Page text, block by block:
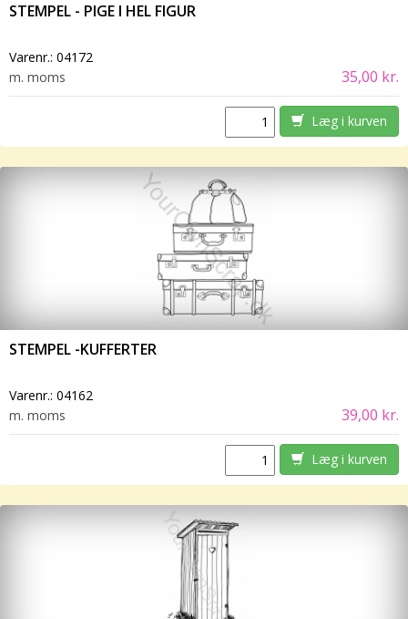
STEMPEL - PIGE I HEL FIGUR
Varenr.: 04172
m. moms
35,00 kr.
Læg i kurven
STEMPEL -KUFFERTER
Varenr.: 04162
m. moms
39,00 kr.
Læg i kurven